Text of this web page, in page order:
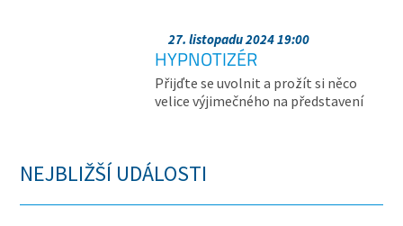
27. listopadu 2024 19:00
HYPNOTIZÉR
Přijďte se uvolnit a prožít si něco
velice výjimečného na představení
NEJBLIŽŠÍ UDÁLOSTI